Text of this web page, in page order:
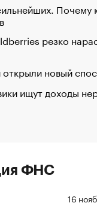
Почему
резко
открыли новый
ищут доходы
ФНС
16